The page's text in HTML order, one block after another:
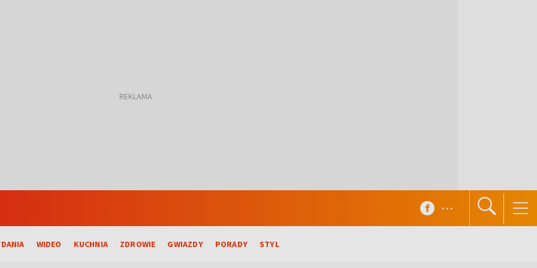
WIDEO KUCHNIA ZDROWIE GWIAZDY PORADY STYL
...